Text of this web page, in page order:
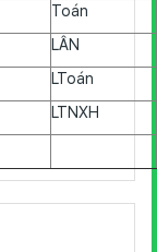
Toán
LÂN
LToán
LTNXH